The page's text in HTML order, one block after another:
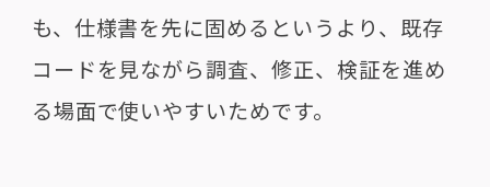
も、仕様書を先に固めるというより、既存
コードを見ながら調査、修正、検証を進め
る場面で使いやすいためです。